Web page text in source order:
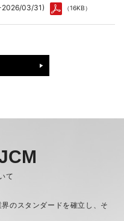
2026/03/31)
（16KB）
資料の一部訂正について
て
のスタンダードを確立し、そ